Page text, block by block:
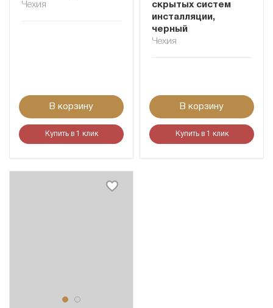
Чехия
В корзину
Купить в 1 клик
скрытых систем
инсталляции,
черный
Чехия
В корзину
Купить в 1 клик